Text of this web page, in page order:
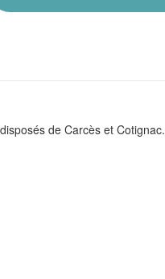
de Carcès et Cotignac.